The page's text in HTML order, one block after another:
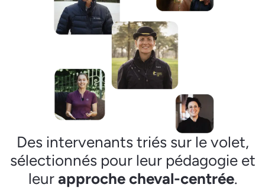
Des intervenants triés sur le volet,
sélectionnés pour leur pédagogie et
leurapproche cheval-centrée.